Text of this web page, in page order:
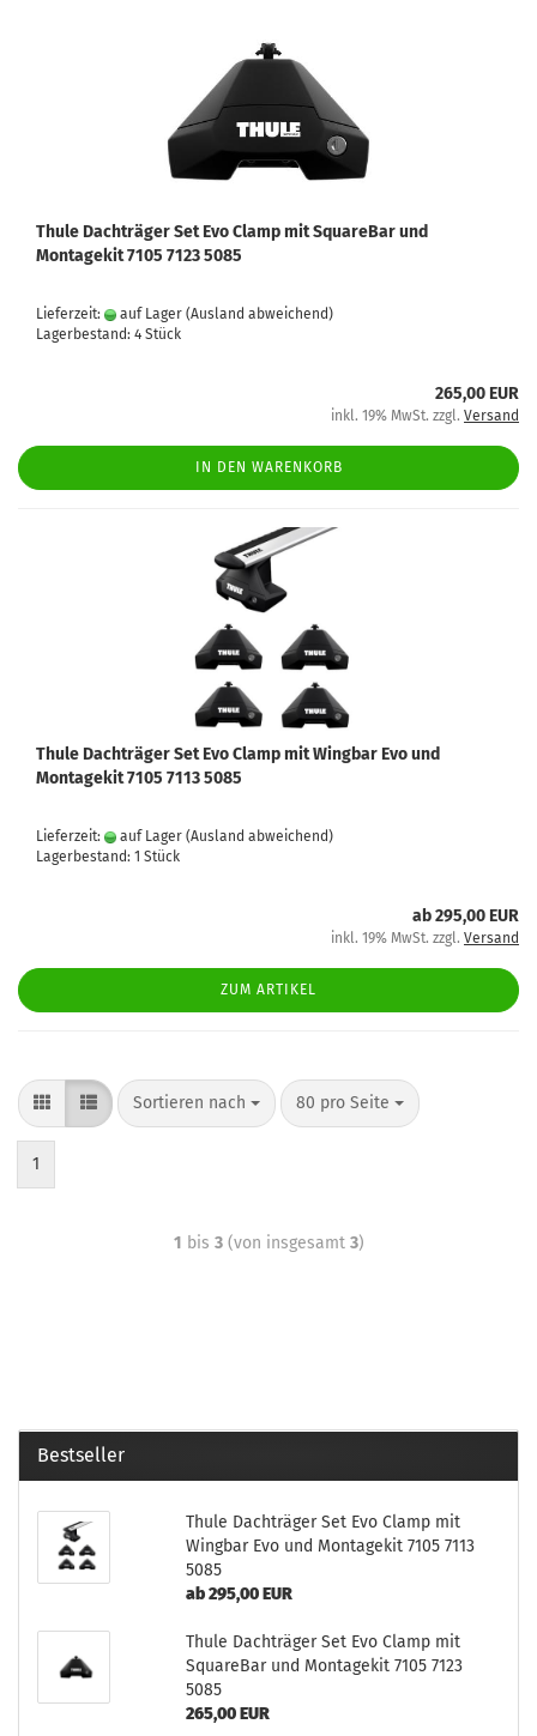
Thule Dachträger Set Evo Clamp mit SquareBar und
Montagekit 7105 7123 5085
Lieferzeit: auf Lager (Ausland abweichend)
Lagerbestand: 4 Stück
265,00 EUR
inkl. 19% MwSt. zzgl. Versand
IN DEN WARENKORB
Thule Dachträger Set Evo Clamp mit Wingbar Evo und
Montagekit 7105 7113 5085
Lieferzeit: auf Lager (Ausland abweichend)
Lagerbestand: 1 Stück
ab 295,00 EUR
inkl. 19% MwSt. zzgl. Versand
ZUM ARTIKEL
Sortieren nach 80 pro Seite
1
1 bis 3(von insgesamt 3)
Bestseller
Thule Dachträger Set Evo Clamp mit
Wingbar Evo und Montagekit 7105 7113
5085
ab 295,00 EUR
Thule Dachträger Set Evo Clamp mit
SquareBar und Montagekit 7105 7123
5085
265,00 EUR